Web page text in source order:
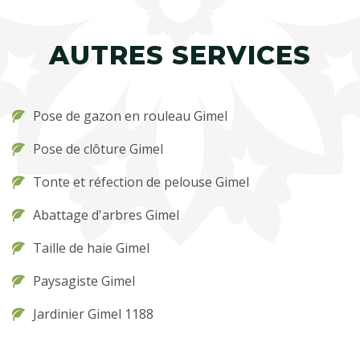
AUTRES SERVICES
Pose de gazon en rouleau Gimel
Pose de clôture Gimel
Tonte et réfection de pelouse Gimel
Abattage d'arbres Gimel
Taille de haie Gimel
Paysagiste Gimel
Jardinier Gimel 1188